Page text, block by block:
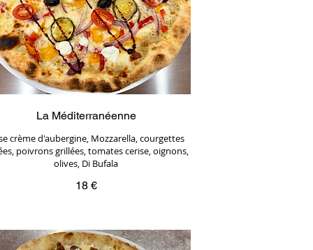
La Méditerranéenne
crème d'aubergine, Mozzarella, courgettes
poivrons grillées, tomates cerise, oignons,
olives, Di Bufala
18 €